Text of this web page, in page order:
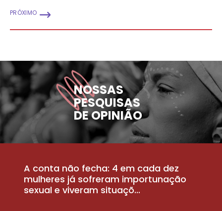
PRÓXIMO
NOSSAS
PESQUISAS
DE OPINIÃO
A conta não fecha: 4 em cada dez
mulheres já sofreram importunação
sexual e viveram situaçõ...